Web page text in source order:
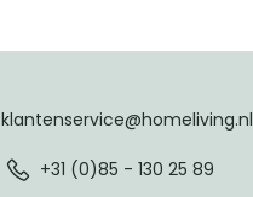
klantenservice@homeliving.nl
+31 (0)85 - 130 25 89